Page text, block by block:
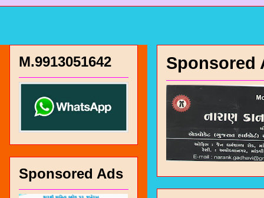
Sponsored
M.9913051642
Sponsored Ads